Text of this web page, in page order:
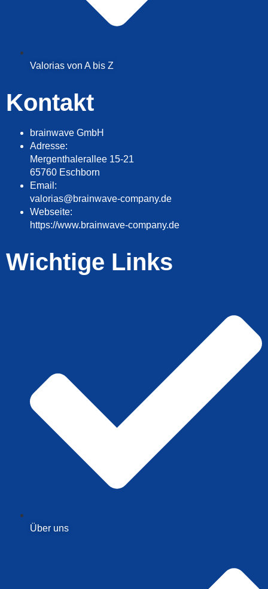
Valorias von A bis Z
Kontakt
brainwave GmbH
Adresse:
Mergenthalerallee 15-21
65760 Eschborn
Email:
valorias@brainwave-company.de
Webseite:
https://www.brainwave-company.de
Wichtige Links
Über uns